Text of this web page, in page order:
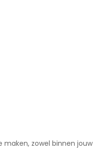
maken, zowel binnen jouw